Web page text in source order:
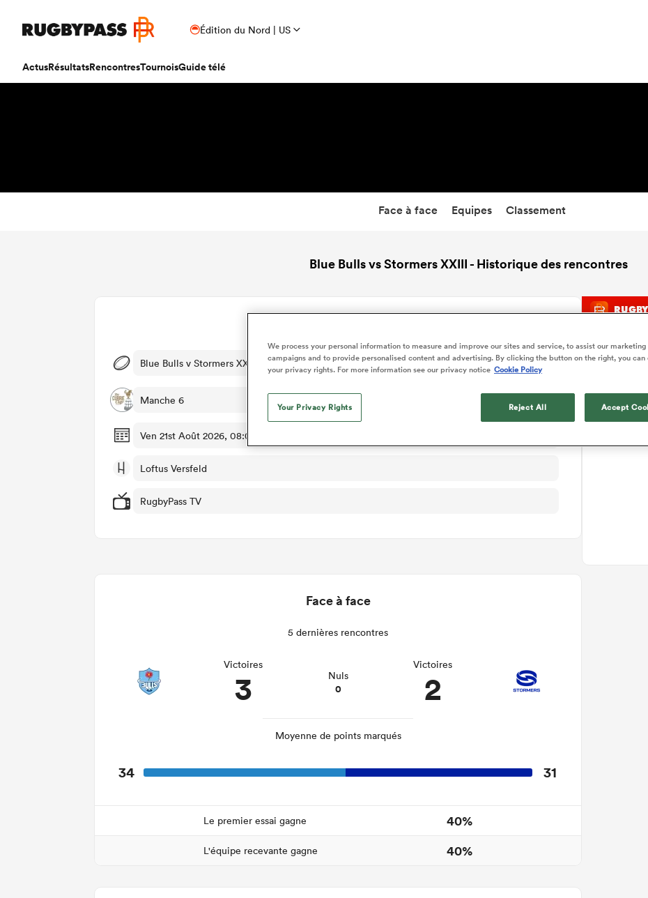
Édition du Nord | US
ActusRésultatsRencontresTournoisGuide télé
Face à face Equipes Classement
Blue Bulls vs Stormers XXIII - Historique des rencontres
Blue Bulls v Stormers XXIII
Manche 6
Ven 21st Août 2026, 08:05am PDT
Loftus Versfeld
RugbyPass TV
Face à face
5 dernières rencontres
Victoires
3 Nuls
0
Victoires
2
Moyenne de points marqués
34 31
Le premier essai gagne 40%
L'équipe recevante gagne 40%
We process your personal information to measure and improve our sites and service, to assist our marketing
campaigns and to provide personalised content and advertising. By clicking the button on the right, you can
your privacy rights. For more information see our privacy notice Cookie Policy
Your Privacy Rights Reject All Accept